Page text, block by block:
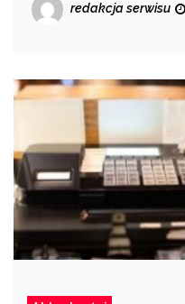
redakcja serwisu